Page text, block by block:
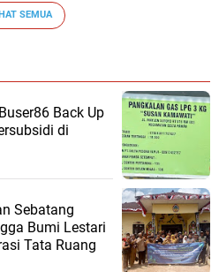
SEMUA
Back Up
di
Sebatang
Bumi Lestari
Tata Ruang